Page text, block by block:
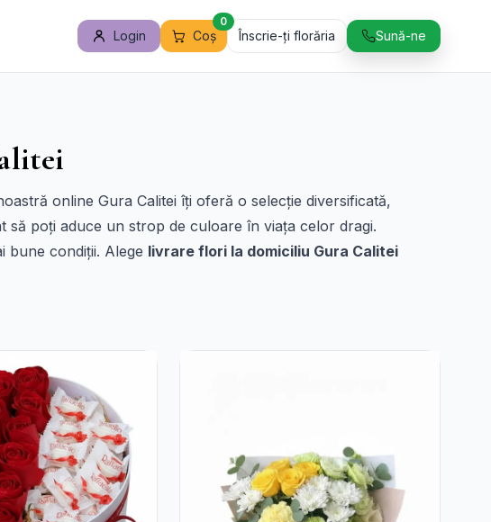
Login Coș
0
Înscrie-ți florăria Sună-ne
online Gura Calitei îți oferă o selecție diversificată,
poți aduce un strop de culoare în viața celor dragi.
bune condiții. Alege livrare flori la domiciliu Gura Calitei